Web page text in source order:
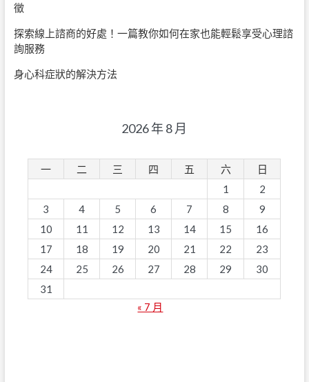
徵
探索線上諮商的好處！一篇教你如何在家也能輕鬆享受心理諮
詢服務
身心科症狀的解決方法
2026 年 8 月
一 二 三 四 五 六
日
1
2
3
4 5 6 7 8
9
10
11 12 13 14 15
16
17
18 19 20 21 22
23
24
25 26 27 28 29
30
31
« 7 月